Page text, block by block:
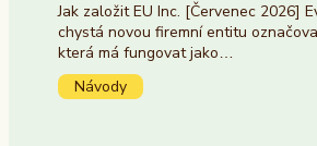
Jak založit EU Inc. [Červenec 2026]
chystá novou firemní entitu
která má fungovat jako…
Návody